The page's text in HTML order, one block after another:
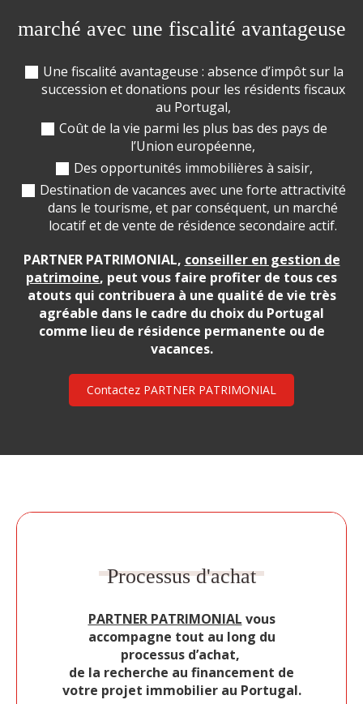
marché avec une fiscalité avantageuse
Une fiscalité avantageuse : absence d’impôt sur la
succession et donations pour les résidents fiscaux
au Portugal,
Coût de la vie parmi les plus bas des pays de
l’Union européenne,
Des opportunités immobilières à saisir,
Destination de vacances avec une forte attractivité
dans le tourisme, et par conséquent, un marché
locatif et de vente de résidence secondaire actif.
PARTNER PATRIMONIAL, conseiller en gestion de
patrimoine, peut vous faire profiter de tous ces
atouts qui contribuera à une qualité de vie très
agréable dans le cadre du choix du Portugal
comme lieu de résidence permanente ou de
vacances.
Contactez PARTNER PATRIMONIAL
Processus d'achat
PARTNER PATRIMONIAL vous
accompagne tout au long du
processus d’achat,
de la recherche au financement de
votre projet immobilier au Portugal.